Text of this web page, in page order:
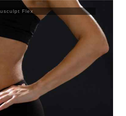
Flex